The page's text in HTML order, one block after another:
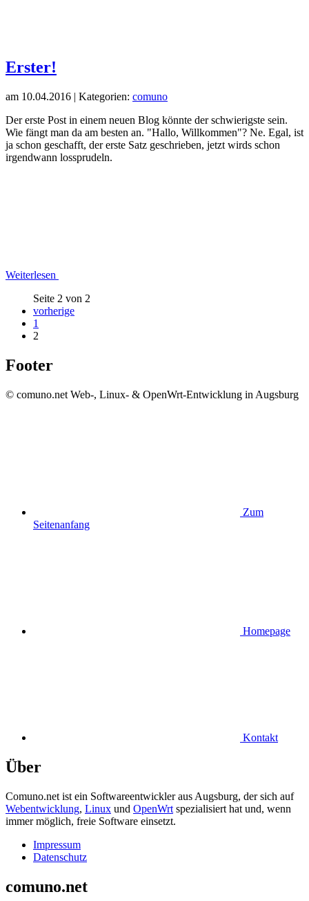
Erster!
am 10.04.2016 | Kategorien: comuno
Der erste Post in einem neuen Blog könnte der schwierigste sein.
Wie fängt man da am besten an. "Hallo, Willkommen"? Ne. Egal, ist
ja schon geschafft, der erste Satz geschrieben, jetzt wirds schon
irgendwann lossprudeln.
Weiterlesen
Seite 2 von 2
vorherige
1
2
Footer
© comuno.net Web-, Linux- & OpenWrt-Entwicklung in Augsburg
Zum
Seitenanfang
Homepage
Kontakt
Über
Comuno.net ist ein Softwareentwickler aus Augsburg, der sich auf
Webentwicklung, Linux und OpenWrt spezialisiert hat und, wenn
immer möglich, freie Software einsetzt.
Impressum
Datenschutz
comuno.net